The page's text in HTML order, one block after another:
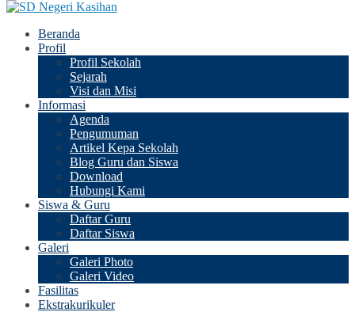
Beranda
Profil
Profil Sekolah
Sejarah
Visi dan Misi
Informasi
Agenda
Pengumuman
Artikel Kepa Sekolah
Blog Guru dan Siswa
Download
Hubungi Kami
Siswa & Guru
Daftar Guru
Daftar Siswa
Galeri
Galeri Photo
Galeri Video
Fasilitas
Ekstrakurikuler